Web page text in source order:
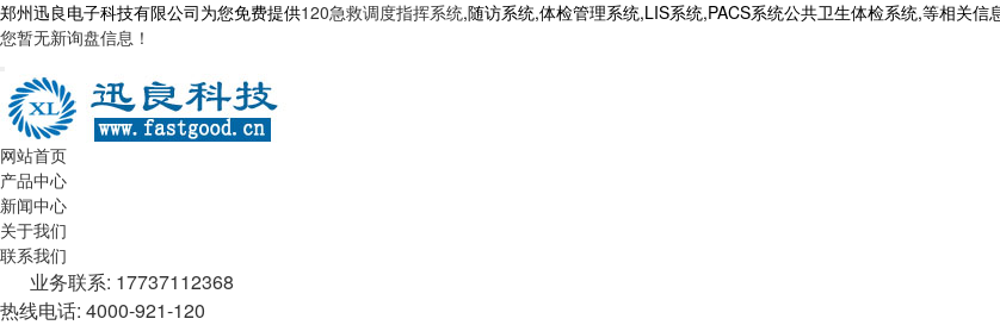
郑州迅良电子科技有限公司为您免费提供120急救调度指挥系统,随访系统,体检管理系统,LIS系统,PACS系统公共卫生体检系统,等相关信
您暂无新询盘信息！
网站首页
产品中心
新闻中心
关于我们
联系我们
业务联系: 17737112368
热线电话: 4000-921-120